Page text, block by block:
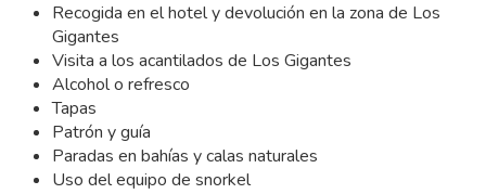
Recogida en el hotel y devolución en la zona de Los
Gigantes
Visita a los acantilados de Los Gigantes
Alcohol o refresco
Tapas
Patrón y guía
Paradas en bahías y calas naturales
Uso del equipo de snorkel